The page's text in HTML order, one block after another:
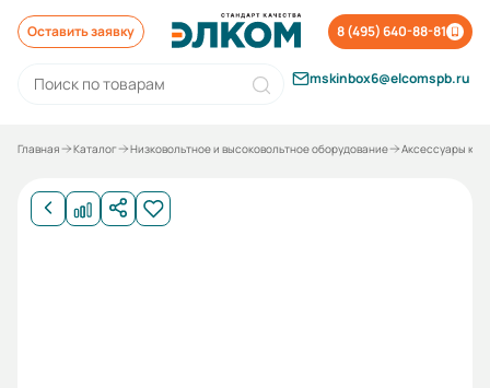
Оставить заявку 8 (495) 640-88-81
mskinbox6@elcomspb.ru
Главная Каталог Низковольтное и высоковольтное оборудование Аксессуары к